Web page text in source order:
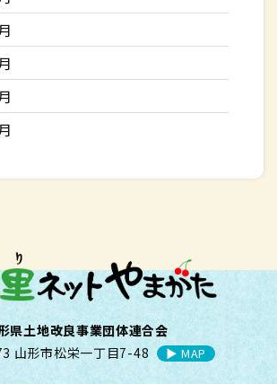
県土地改良事業団体連合会
山形市松栄一丁目7-48
▶︎ MAP